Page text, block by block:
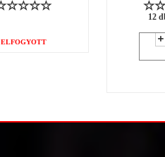
ELFOGYOTT
12